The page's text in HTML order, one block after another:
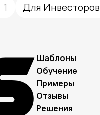
1 Для Инвесторов
Шаблоны
Обучение
Примеры
Отзывы
Решения